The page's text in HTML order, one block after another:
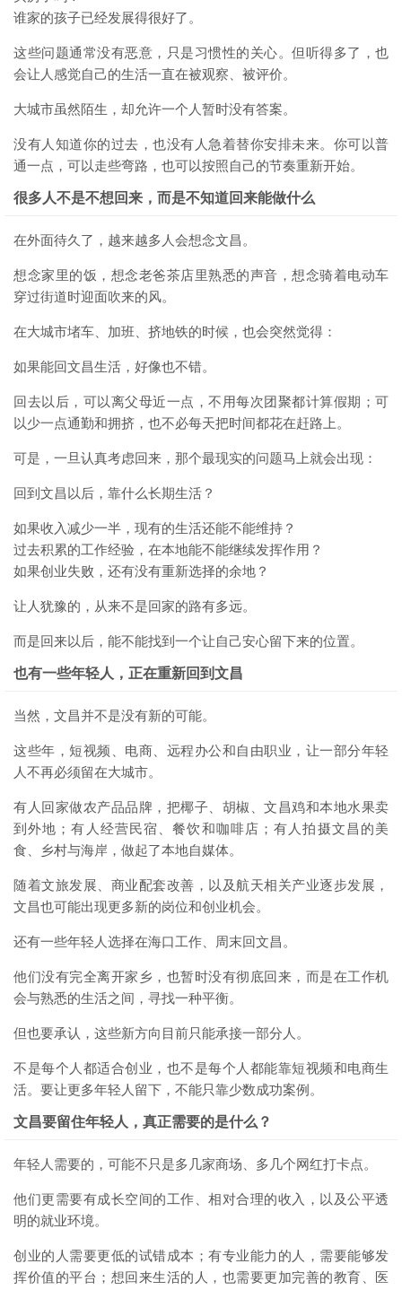
谁家的孩子已经发展得很好了。
这些问题通常没有恶意，只是习惯性的关心。但听得多了，也
会让人感觉自己的生活一直在被观察、被评价。
大城市虽然陌生，却允许一个人暂时没有答案。
没有人知道你的过去，也没有人急着替你安排未来。你可以普
通一点，可以走些弯路，也可以按照自己的节奏重新开始。
很多人不是不想回来，而是不知道回来能做什么
在外面待久了，越来越多人会想念文昌。
想念家里的饭，想念老爸茶店里熟悉的声音，想念骑着电动车
穿过街道时迎面吹来的风。
在大城市堵车、加班、挤地铁的时候，也会突然觉得：
如果能回文昌生活，好像也不错。
回去以后，可以离父母近一点，不用每次团聚都计算假期；可
以少一点通勤和拥挤，也不必每天把时间都花在赶路上。
可是，一旦认真考虑回来，那个最现实的问题马上就会出现：
回到文昌以后，靠什么长期生活？
如果收入减少一半，现有的生活还能不能维持？
过去积累的工作经验，在本地能不能继续发挥作用？
如果创业失败，还有没有重新选择的余地？
让人犹豫的，从来不是回家的路有多远。
而是回来以后，能不能找到一个让自己安心留下来的位置。
也有一些年轻人，正在重新回到文昌
当然，文昌并不是没有新的可能。
这些年，短视频、电商、远程办公和自由职业，让一部分年轻
人不再必须留在大城市。
有人回家做农产品品牌，把椰子、胡椒、文昌鸡和本地水果卖
到外地；有人经营民宿、餐饮和咖啡店；有人拍摄文昌的美
食、乡村与海岸，做起了本地自媒体。
随着文旅发展、商业配套改善，以及航天相关产业逐步发展，
文昌也可能出现更多新的岗位和创业机会。
还有一些年轻人选择在海口工作、周末回文昌。
他们没有完全离开家乡，也暂时没有彻底回来，而是在工作机
会与熟悉的生活之间，寻找一种平衡。
但也要承认，这些新方向目前只能承接一部分人。
不是每个人都适合创业，也不是每个人都能靠短视频和电商生
活。要让更多年轻人留下，不能只靠少数成功案例。
文昌要留住年轻人，真正需要的是什么？
年轻人需要的，可能不只是多几家商场、多几个网红打卡点。
他们更需要有成长空间的工作、相对合理的收入，以及公平透
明的就业环境。
创业的人需要更低的试错成本；有专业能力的人，需要能够发
挥价值的平台；想回来生活的人，也需要更加完善的教育、医